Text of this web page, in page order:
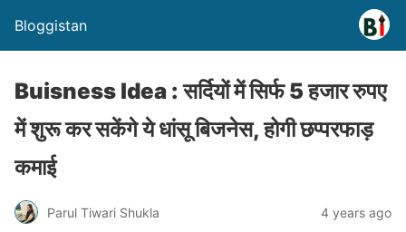
Bloggistan
Buisness Idea : सर्दियों में सिर्फ 5 हजार रुपए
में शुरू कर सकेंगे ये धांसू बिजनेस, होगी छप्परफाड़
कमाई
Parul Tiwari Shukla 4 years ago